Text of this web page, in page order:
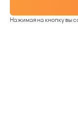
Нажимая на кнопку вы